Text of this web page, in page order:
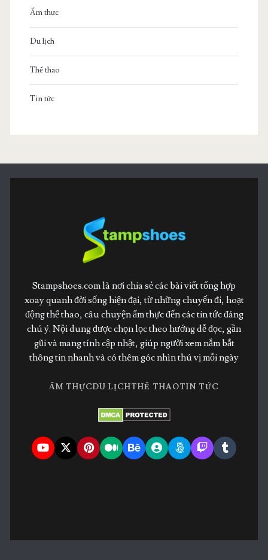
Ẩm thực
Du lịch
Thể thao
Tin tức
Stampshoes.com là nơi chia sẻ các bài viết tổng hợp
xoay quanh đời sống hiện đại, từ những chuyến đi, hoạt
động thể thao, câu chuyện ẩm thực đến các tin tức đáng
chú ý. Nội dung được chọn lọc theo hướng dễ đọc, gần
gũi và mang tính cập nhật, giúp người xem nắm bắt
thông tin nhanh và có thêm góc nhìn thú vị mỗi ngày
ẨM THỰCDU LỊCHTHỂ THAOTIN TỨC